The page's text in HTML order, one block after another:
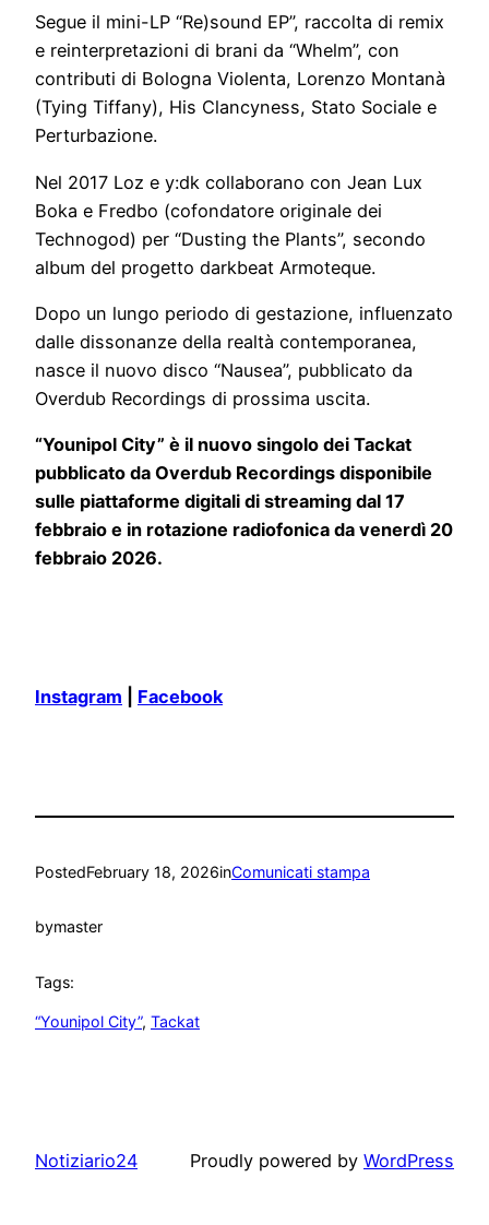
Segue il mini-LP “Re)sound EP”, raccolta di remix
e reinterpretazioni di brani da “Whelm”, con
contributi di Bologna Violenta, Lorenzo Montanà
(Tying Tiffany), His Clancyness, Stato Sociale e
Perturbazione.
Nel 2017 Loz e y:dk collaborano con Jean Lux
Boka e Fredbo (cofondatore originale dei
Technogod) per “Dusting the Plants”, secondo
album del progetto darkbeat Armoteque.
Dopo un lungo periodo di gestazione, influenzato
dalle dissonanze della realtà contemporanea,
nasce il nuovo disco “Nausea”, pubblicato da
Overdub Recordings di prossima uscita.
“Younipol City” è il nuovo singolo dei Tackat
pubblicato da Overdub Recordings disponibile
sulle piattaforme digitali di streaming dal 17
febbraio e in rotazione radiofonica da venerdì 20
febbraio 2026.
Instagram Facebook
PostedFebruary 18, 2026inComunicati stampa
bymaster
Tags:
“Younipol City”, Tackat
Notiziario24 Proudly powered by WordPress